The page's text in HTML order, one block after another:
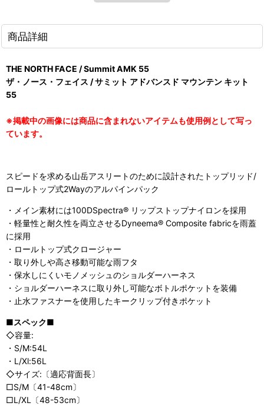
商品詳細
THE NORTH FACE / Summit AMK 55
ザ・ノース・フェイス / サミット アドバンスド マウンテン キット
55
※掲載中の画像には商品に含まれないアイテムも使用例として写っ
ています。
スピードを求める山岳アスリートのために設計されたトップリッド/
ロールトップ式2Wayのアルパインパック
・メイン素材には100DSpectra® リップストップナイロンを採用
・軽量性と耐久性を両立させるDyneema® Composite fabricを雨蓋
に採用
・ロールトップ式クロージャー
・取り外しや高さ移動可能な雨フタ
・保水しにくいモノメッシュのショルダーハーネス
・ショルダーハーネスに取り外し可能なボトルポケットを装備
・止水ファスナーを使用したキークリップ付きポケット
■スペック■
◇容量:
・S/M:54L
・L/Xl:56L
◇サイズ:〔適応背面長〕
□S/M〔41-48cm〕
□L/XL〔48-53cm〕